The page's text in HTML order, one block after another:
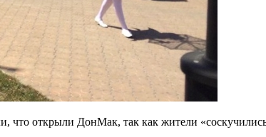
что открыли ДонМак, так как жители